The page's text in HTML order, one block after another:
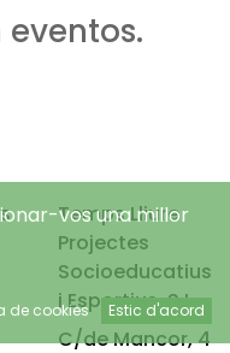
Temps Lliure
Projectes
Socioeducatius
i Esportius, S.L.
C/de Mancor, 4
vos una millor
de cookies Estic d'acord